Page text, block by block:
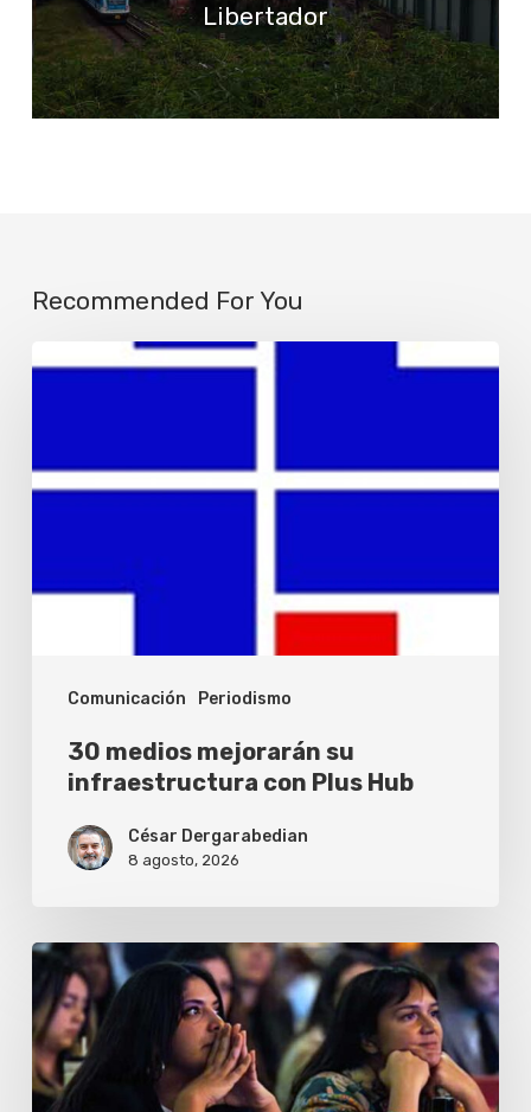
Libertador
Recommended For You
Comunicación Periodismo
su
Plus
30 medios mejorarán su
infraestructura con Plus Hub
César Dergarabedian
8 agosto, 2026
ISOJ
2026
debatirá
el